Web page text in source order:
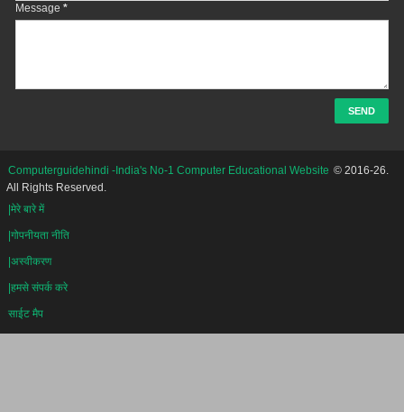
Message *
Computerguidehindi -India's No-1 Computer Educational Website © 2016-26.
All Rights Reserved.
|मेरे बारे में
|गोपनीयता नीति
|अस्वीकरण
|हमसे संपर्क करे
साईट मैप